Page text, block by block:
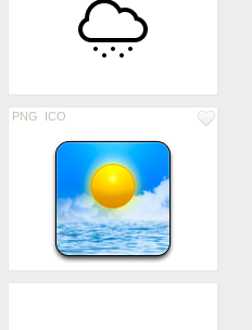
PNG ICO